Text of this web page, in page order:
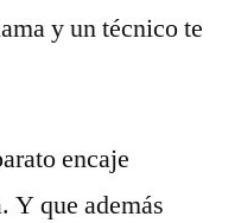
y un técnico te
encaje
Y que además